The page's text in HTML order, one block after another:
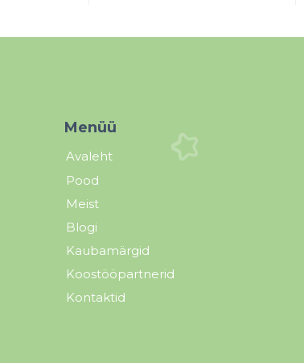
Menüü
Avaleht
Pood
Meist
Blogi
Kaubamärgid
Koostööpartnerid
Kontaktid